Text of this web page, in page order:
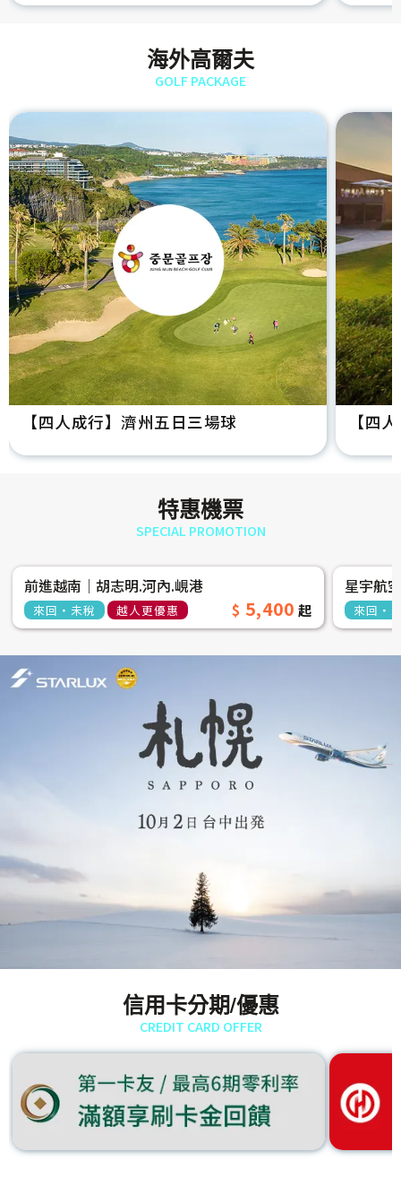
海外高爾夫
GOLF PACKAGE
【四人成行】濟州五日三場球 【四
特惠機票
SPECIAL PROMOTION
前進越南│胡志明.河內.峴港
來回‧未稅 越人更優惠 5,400
星宇航
來回‧
信用卡分期/優惠
CREDIT CARD OFFER